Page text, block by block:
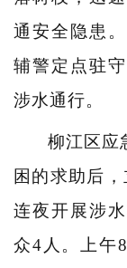
通安全隐患
辅警定点驻
涉水通行。
柳江区应
困的求助后
连夜开展涉
众4人。上午